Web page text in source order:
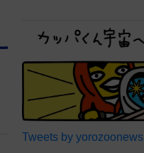
Tweets by yorozoonews